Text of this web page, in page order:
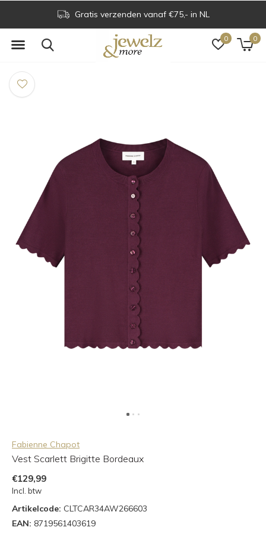
0 0
Gratis verzenden vanaf €75,- in NL
Fabienne Chapot
Vest Scarlett Brigitte Bordeaux
€129,99
Incl. btw
Artikelcode: CLTCAR34AW266603
EAN: 8719561403619